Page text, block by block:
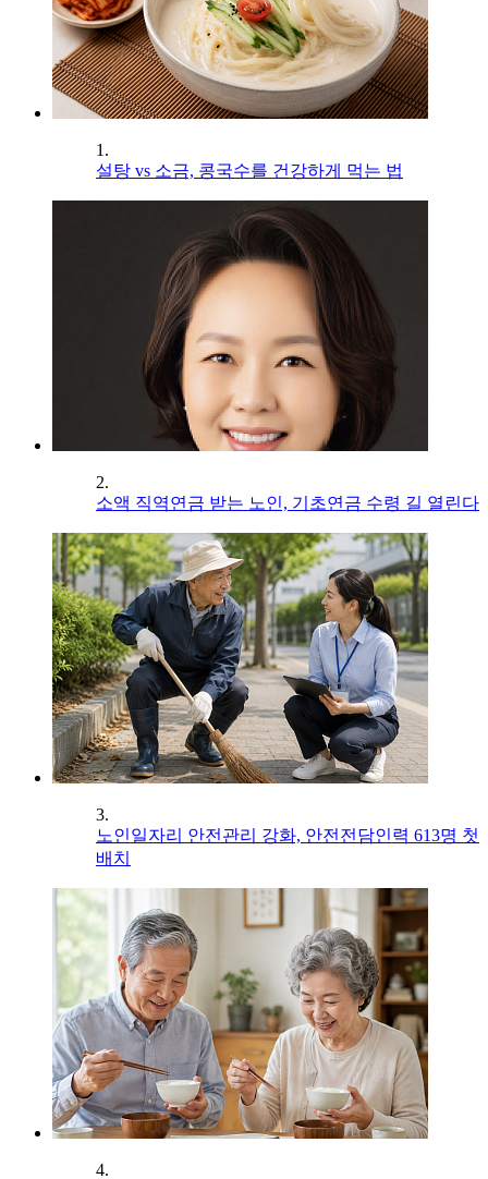
1.
설탕 vs 소금, 콩국수를 건강하게 먹는 법
2.
소액 직역연금 받는 노인, 기초연금 수령 길 열린다
3.
노인일자리 안전관리 강화, 안전전담인력 613명 첫
배치
4.